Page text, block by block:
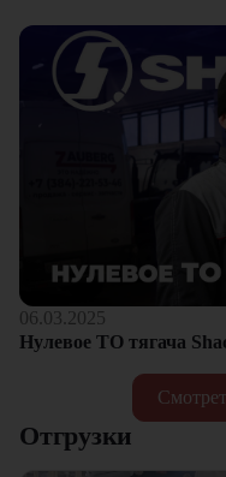
06.03.2025
Нулевое ТО тягача
Отгрузки